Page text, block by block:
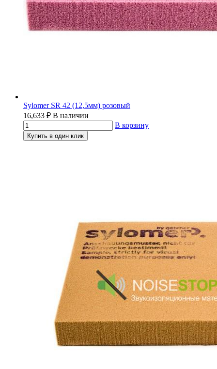
Sylomer SR 42 (12,5мм) розовый
16,633 ₽ В наличии
В корзину
Купить в один клик